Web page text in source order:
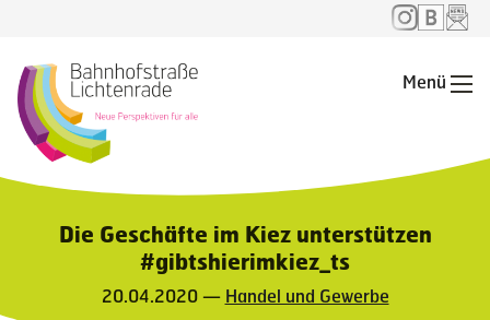
Menü
Die Geschäfte im Kiez unterstützen
#gibtshierimkiez_ts
20.04.2020 — Handel und Gewerbe